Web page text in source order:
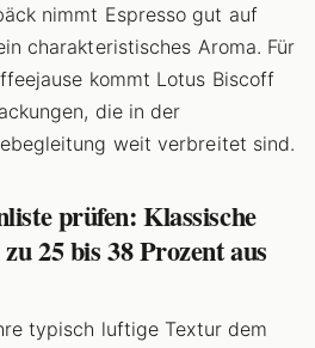
nimmt Espresso gut auf
charakteristisches Aroma. Für
kommt Lotus Biscoff
die in der
weit verbreitet sind.
prüfen: Klassische
25 bis 38 Prozent aus
typisch luftige Textur dem